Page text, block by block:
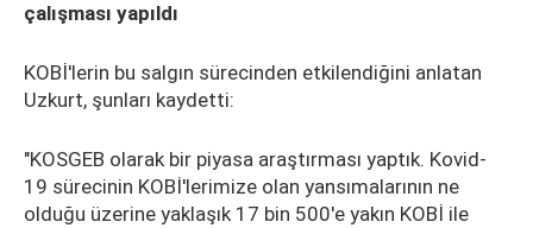
çalışması yapıldı
KOBİ'lerin bu salgın sürecinden etkilendiğini anlatan
Uzkurt, şunları kaydetti:
"KOSGEB olarak bir piyasa araştırması yaptık. Kovid-
19 sürecinin KOBİ'lerimize olan yansımalarının ne
olduğu üzerine yaklaşık 17 bin 500'e yakın KOBİ ile